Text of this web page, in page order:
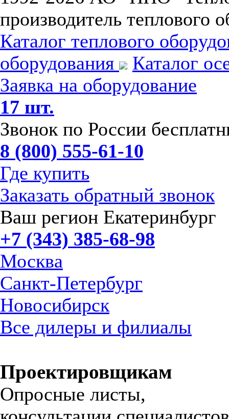
производитель теплового
Каталог теплового
оборудования
Каталог
Заявка на оборудование
17 шт.
Звонок по России
8 (800) 555-61-10
Где купить
Заказать обратный звонок
Ваш регион Екатеринбург
+7 (343) 385-68-98
Москва
Санкт-Петербург
Новосибирск
Все дилеры и филиалы
Проектировщикам
Опросные листы,